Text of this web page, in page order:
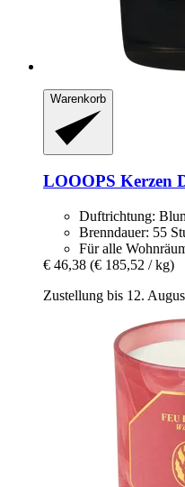
Warenkorb
LOOOPS Kerzen
Duftrichtung:
Brenndauer: 55
Für alle
€ 46,38 (€ 185,52 / kg)
Zustellung bis 12.